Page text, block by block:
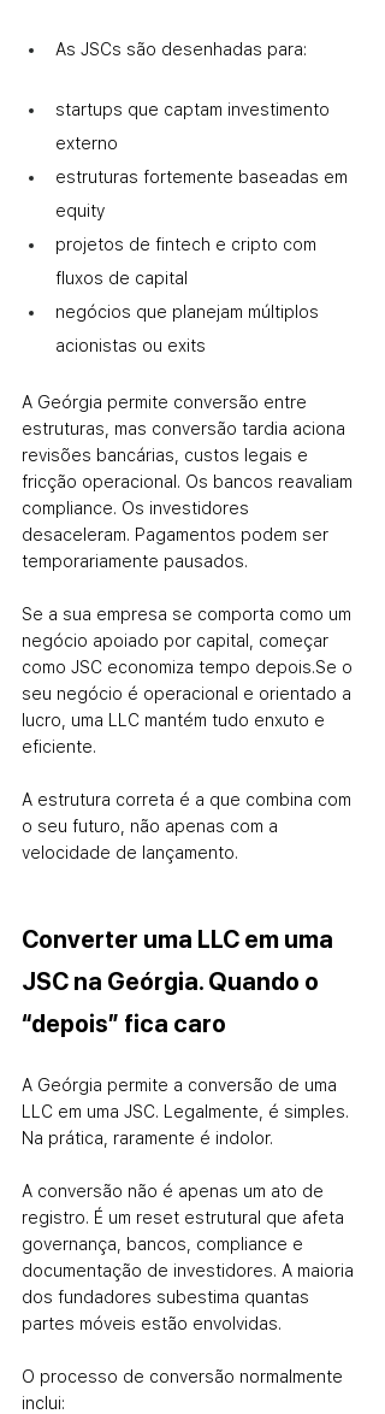
As JSCs são desenhadas para:
startups que captam investimento
externo
estruturas fortemente baseadas em
equity
projetos de fintech e cripto com
fluxos de capital
negócios que planejam múltiplos
acionistas ou exits
A Geórgia permite conversão entre
estruturas, mas conversão tardia aciona
revisões bancárias, custos legais e
fricção operacional. Os bancos reavaliam
compliance. Os investidores
desaceleram. Pagamentos podem ser
temporariamente pausados.
Se a sua empresa se comporta como um
negócio apoiado por capital, começar
como JSC economiza tempo depois.Se o
seu negócio é operacional e orientado a
lucro, uma LLC mantém tudo enxuto e
eficiente.
A estrutura correta é a que combina com
o seu futuro, não apenas com a
velocidade de lançamento.
Converter uma LLC em uma
JSC na Geórgia. Quando o
“depois” fica caro
A Geórgia permite a conversão de uma
LLC em uma JSC. Legalmente, é simples.
Na prática, raramente é indolor.
A conversão não é apenas um ato de
registro. É um reset estrutural que afeta
governança, bancos, compliance e
documentação de investidores. A maioria
dos fundadores subestima quantas
partes móveis estão envolvidas.
O processo de conversão normalmente
inclui: